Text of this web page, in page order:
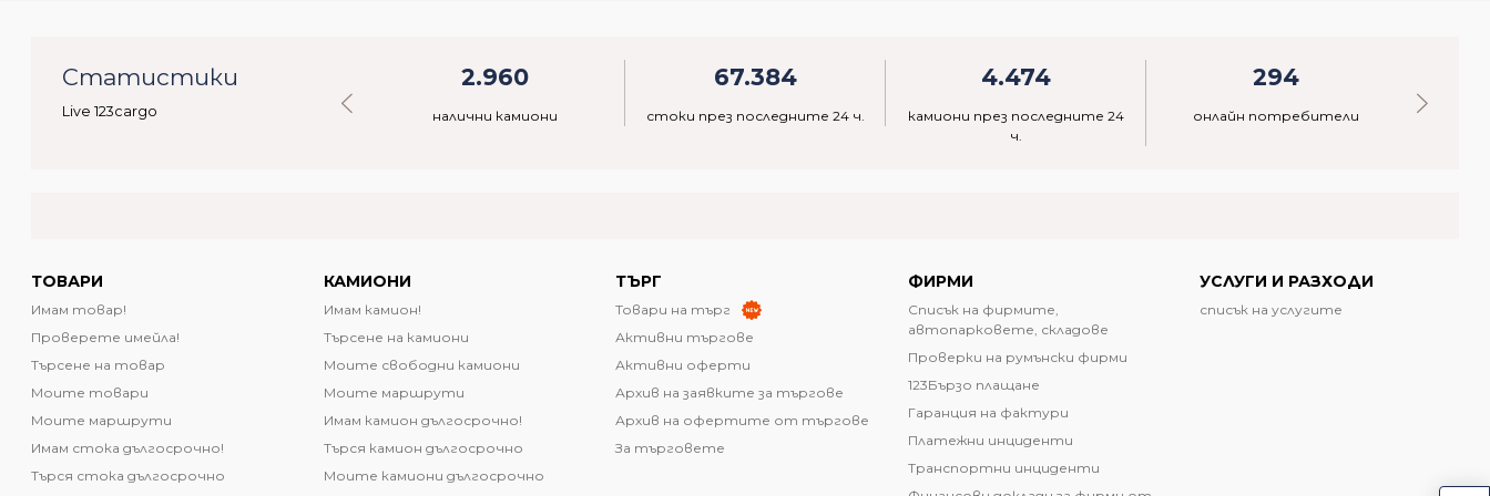
Статистики
Live 123cargo
36.691 2.960
налични камиони
67.384
стоки през последните 24 ч.
4.474
камиони през последните 24
ч.
294
онлайн потребители
ТОВАРИ
Имам товар!
Проверете имейла!
Търсене на товар
Моите товари
Моите маршрути
Имам стока дългосрочно!
Търся стока дългосрочно
КАМИОНИ
Имам камион!
Търсене на камиони
Моите свободни камиони
Моите маршрути
Имам камион дългосрочно!
Търся камион дългосрочно
Моите камиони дългосрочно
ТЪРГ
Товари на търг
Активни търгове
Активни оферти
Архив на заявките за търгове
Архив на офертите от търгове
За търговете
ФИРМИ
Списък на фирмите,
автопарковете, складове
Проверки на румънски фирми
123Бързо плащане
Гаранция на фактури
Платежни инциденти
Транспортни инциденти
УСЛУГИ И РАЗХОДИ
списък на услугите